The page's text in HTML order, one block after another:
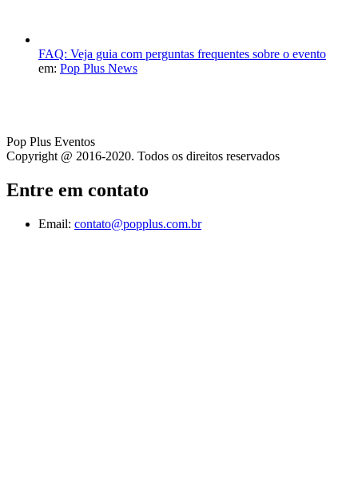
FAQ: Veja guia com perguntas frequentes sobre o evento
em: Pop Plus News
Pop Plus Eventos
Copyright @ 2016-2020. Todos os direitos reservados
Entre em contato
Email: contato@popplus.com.br